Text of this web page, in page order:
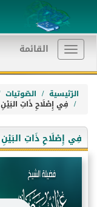
Toggle
navigation
القائمة
الرّئيسية الصّوتيات
فِي إِصْلَاحِ ذَاتِ البَيْنِ
فِي إِصْلَاحِ ذَاتِ البَيْنِ